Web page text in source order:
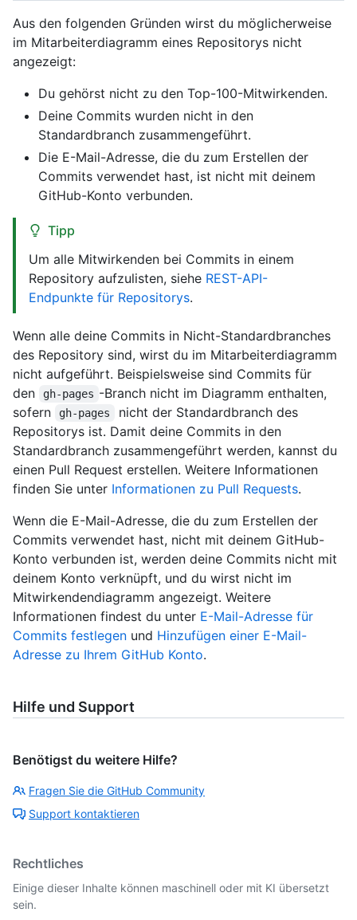
Aus den folgenden Gründen wirst du möglicherweise
im Mitarbeiterdiagramm eines Repositorys nicht
angezeigt:
Du gehörst nicht zu den Top-100-Mitwirkenden.
Deine Commits wurden nicht in den
Standardbranch zusammengeführt.
Die E-Mail-Adresse, die du zum Erstellen der
Commits verwendet hast, ist nicht mit deinem
GitHub-Konto verbunden.
Tipp
Um alle Mitwirkenden bei Commits in einem
Repository aufzulisten, siehe REST-API-
Endpunkte für Repositorys.
Wenn alle deine Commits in Nicht-Standardbranches
des Repository sind, wirst du im Mitarbeiterdiagramm
nicht aufgeführt. Beispielsweise sind Commits für
den
gh-pages -Branch nicht im Diagramm enthalten,
sofern
gh-pages
nicht der Standardbranch des
Repositorys ist. Damit deine Commits in den
Standardbranch zusammengeführt werden, kannst du
einen Pull Request erstellen. Weitere Informationen
finden Sie unter Informationen zu Pull Requests.
Wenn die E-Mail-Adresse, die du zum Erstellen der
Commits verwendet hast, nicht mit deinem GitHub-
Konto verbunden ist, werden deine Commits nicht mit
deinem Konto verknüpft, und du wirst nicht im
Mitwirkendendiagramm angezeigt. Weitere
Informationen findest du unter E-Mail-Adresse für
Commits festlegen und Hinzufügen einer E-Mail-
Adresse zu Ihrem GitHub Konto.
Hilfe und Support
Benötigst du weitere Hilfe?
Fragen Sie die GitHub Community
Support kontaktieren
Rechtliches
Einige dieser Inhalte können maschinell oder mit KI übersetzt
sein.